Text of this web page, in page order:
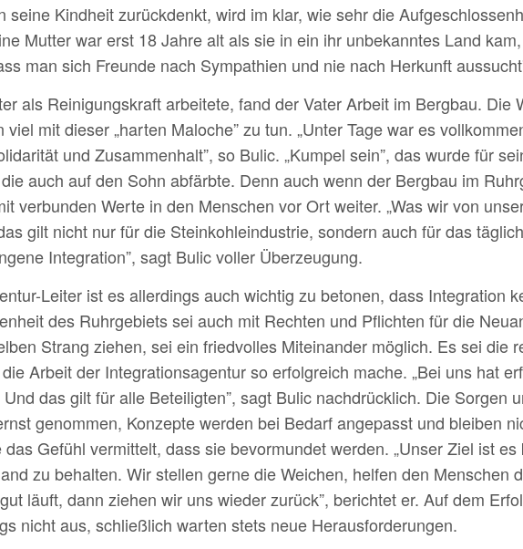
seine Kindheit zurückdenkt, wird im klar, wie sehr die
Mutter war erst 18 Jahre alt als sie in ein ihr unbekanntes Land
man sich Freunde nach Sympathien und nie nach Herkunft
als Reinigungskraft arbeitete, fand der Vater Arbeit im Bergbau. Die
mit dieser „harten Maloche” zu tun. „Unter Tage war es
und Zusammenhalt”, so Bulic. „Kumpel sein”, das wurde für
auch auf den Sohn abfärbte. Denn auch wenn der Bergbau im
verbunden Werte in den Menschen vor Ort weiter. „Was wir von
gilt nicht nur für die Steinkohleindustrie, sondern auch für das
Integration”, sagt Bulic voller Überzeugung.
Leiter ist es allerdings auch wichtig zu betonen, dass Integration
des Ruhrgebiets sei auch mit Rechten und Pflichten für die
Strang ziehen, sei ein friedvolles Miteinander möglich. Es sei die
Arbeit der Integrationsagentur so erfolgreich mache. „Bei uns hat
das gilt für alle Beteiligten”, sagt Bulic nachdrücklich. Die Sorgen
genommen, Konzepte werden bei Bedarf angepasst und bleiben
Gefühl vermittelt, dass sie bevormundet werden. „Unser Ziel ist
zu behalten. Wir stellen gerne die Weichen, helfen den Menschen
läuft, dann ziehen wir uns wieder zurück”, berichtet er. Auf dem
nicht aus, schließlich warten stets neue Herausforderungen.